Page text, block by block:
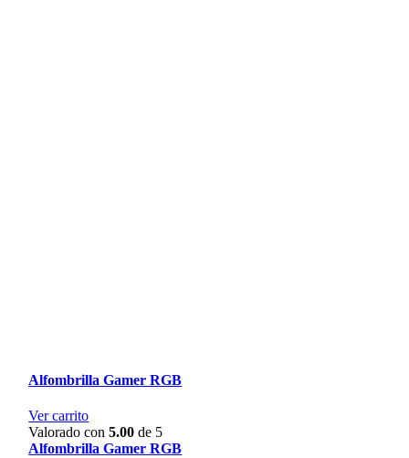
Alfombrilla Gamer RGB
Ver carrito
Valorado con5.00 de 5
Alfombrilla Gamer RGB